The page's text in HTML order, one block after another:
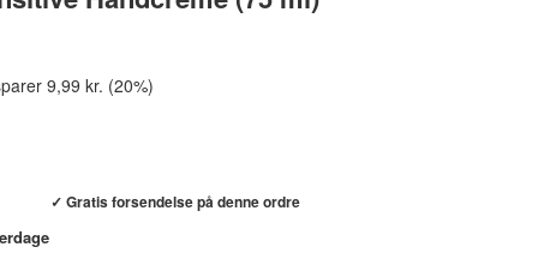
9,99 kr. (20%)
✓ Gratis forsendelse på denne ordre